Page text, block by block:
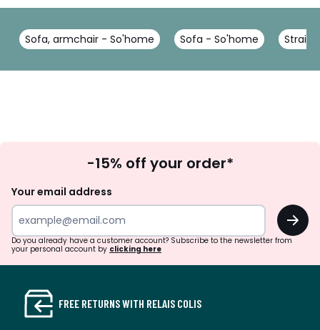
Sofa, armchair - So'home Sofa - So'home
Up
-15% off your order*
Your email address
OK
Do you already have a customer account? Subscribe to the newsletter from
your personal account by clicking here
FREE RETURNS WITH RELAIS COLIS